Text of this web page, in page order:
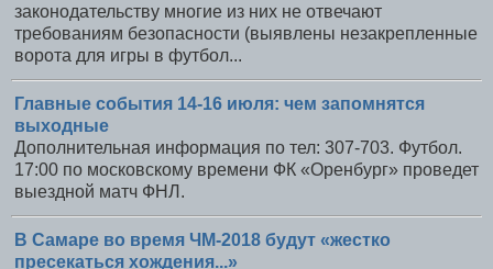
законодательству многие из них не отвечают
требованиям безопасности (выявлены незакрепленные
ворота для игры в футбол...
Главные события 14-16 июля: чем запомнятся
выходные
Дополнительная информация по тел: 307-703. Футбол.
17:00 по московскому времени ФК «Оренбург» проведет
выездной матч ФНЛ.
В Самаре во время ЧМ-2018 будут «жестко
пресекаться хождения...»